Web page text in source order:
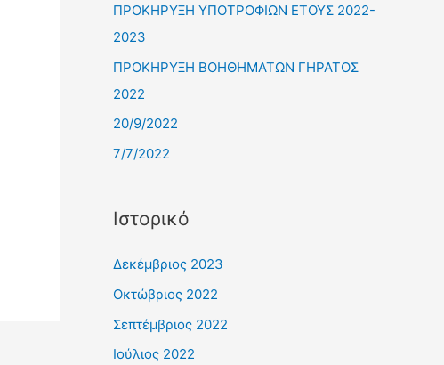
ΠΡΟΚΗΡΥΞΗ ΥΠΟΤΡΟΦΙΩΝ ΕΤΟΥΣ 2022-
2023
ΠΡΟΚΗΡΥΞΗ ΒΟΗΘΗΜΑΤΩΝ ΓΗΡΑΤΟΣ
2022
20/9/2022
7/7/2022
Ιστορικό
Δεκέμβριος 2023
Οκτώβριος 2022
Σεπτέμβριος 2022
Ιούλιος 2022